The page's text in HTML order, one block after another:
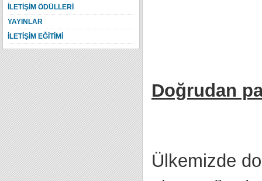
Doğrudan
Ülkemizde
İLETİŞİM ÖDÜLLERİ
YAYINLAR
İLETİŞİM EĞİTİMİ